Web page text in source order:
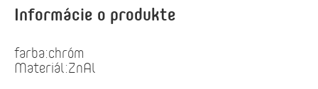
Informácie o produkte
farba:chróm
Materiál:ZnAl